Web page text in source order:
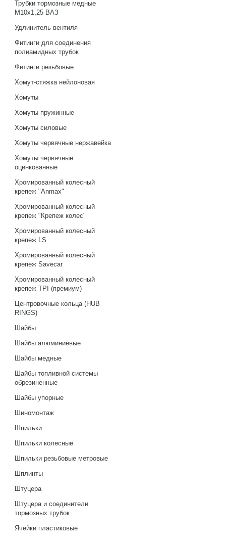
Трубки тормозные медные
М10х1,25 ВАЗ
Удлинитель вентиля
Фитинги для соединения
полиамидных трубок
Фитинги резьбовые
Хомут-стяжка нейлоновая
Хомуты
Хомуты пружинные
Хомуты силовые
Хомуты червячные нержавейка
Хомуты червячные
оцинкованные
Хромированный колесный
крепеж "Anmax"
Хромированный колесный
крепеж "Крепеж колес"
Хромированный колесный
крепеж LS
Хромированный колесный
крепеж Savecar
Хромированный колесный
крепеж TPI (премиум)
Центровочные кольца (HUB
RINGS)
Шайбы
Шайбы алюминиевые
Шайбы медные
Шайбы топливной системы
обрезиненные
Шайбы упорные
Шиномонтаж
Шпильки
Шпильки колесные
Шпильки резьбовые метровые
Шплинты
Штуцера
Штуцера и соединители
тормозных трубок
Ячейки пластиковые